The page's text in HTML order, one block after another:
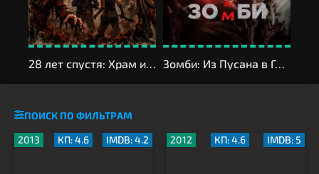
Зомби: Из Пусана в Гангнам
ПОИСК ПО ФИЛЬТРАМ
2013 КП: 4.6 IMDB: 4.2 2012 КП: 4.6 IMDB: 5